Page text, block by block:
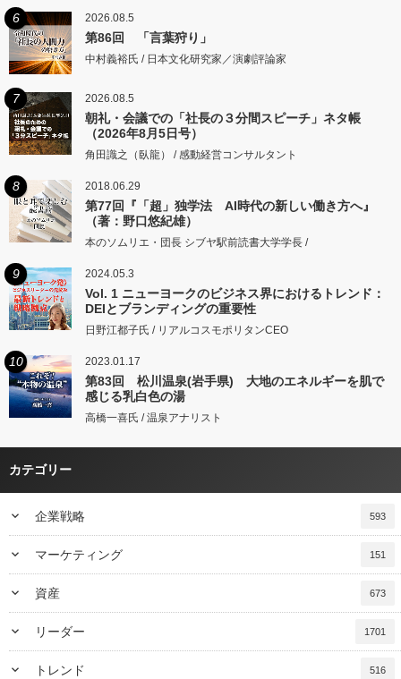
6 2026.08.5
第86回 「言葉狩り」
中村義裕氏 / 日本文化研究家／演劇評論家
7 2026.08.5
朝礼・会議での「社長の３分間スピーチ」ネタ帳
（2026年8月5日号）
角田識之（臥龍） / 感動経営コンサルタント
8 2018.06.29
第77回『「超」独学法 AI時代の新しい働き方へ』
（著：野口悠紀雄）
本のソムリエ・団長 シブヤ駅前読書大学学長 /
9 2024.05.3
Vol. 1 ニューヨークのビジネス界におけるトレンド：
DEIとブランディングの重要性
日野江都子氏 / リアルコスモポリタンCEO
10 2023.01.17
第83回 松川温泉(岩手県) 大地のエネルギーを肌で
感じる乳白色の湯
高橋一喜氏 / 温泉アナリスト
カテゴリー
keyboard_arrow_down 企業戦略 593
keyboard_arrow_down マーケティング 151
keyboard_arrow_down 資産 673
keyboard_arrow_down リーダー 1701
keyboard_arrow_down トレンド 516